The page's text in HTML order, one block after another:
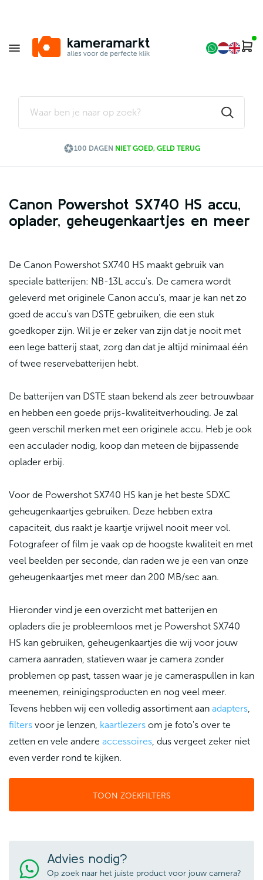
100 DAGEN NIET GOED, GELD TERUG
TOON ZOEKFILTERS
Canon Powershot SX740 HS accu,
oplader, geheugenkaartjes en meer
De Canon Powershot SX740 HS maakt gebruik van
speciale batterijen: NB-13L accu's. De camera wordt
geleverd met originele Canon accu’s, maar je kan net zo
goed de accu’s van DSTE gebruiken, die een stuk
goedkoper zijn. Wil je er zeker van zijn dat je nooit met
een lege batterij staat, zorg dan dat je altijd minimaal één
of twee reservebatterijen hebt.
De batterijen van DSTE staan bekend als zeer betrouwbaar
en hebben een goede prijs-kwaliteitverhouding. Je zal
geen verschil merken met een originele accu. Heb je ook
een acculader nodig, koop dan meteen de bijpassende
oplader erbij.
Voor de Powershot SX740 HS kan je het beste SDXC
geheugenkaartjes gebruiken. Deze hebben extra
capaciteit, dus raakt je kaartje vrijwel nooit meer vol.
Fotografeer of film je vaak op de hoogste kwaliteit en met
veel beelden per seconde, dan raden we je een van onze
geheugenkaartjes met meer dan 200 MB/sec aan.
Hieronder vind je een overzicht met batterijen en
opladers die je probleemloos met je Powershot SX740
HS kan gebruiken, geheugenkaartjes die wij voor jouw
camera aanraden, statieven waar je camera zonder
problemen op past, tassen waar je je cameraspullen in kan
meenemen, reinigingsproducten en nog veel meer.
Tevens hebben wij een volledig assortiment aan adapters
filters voor je lenzen, kaartlezers om je foto's over te
zetten en vele andere accessoires , dus vergeet zeker niet
even verder rond te kijken.
Advies nodig?
Op zoek naar het juiste product voor jouw camera?